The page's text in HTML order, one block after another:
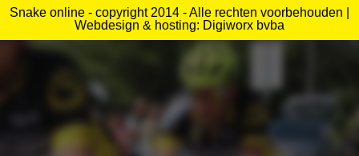
Snake online - copyright 2014 - Alle rechten voorbehouden |
Webdesign & hosting: Digiworx bvba